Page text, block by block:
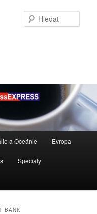
a Oceánie Evropa
Speciály
BANK